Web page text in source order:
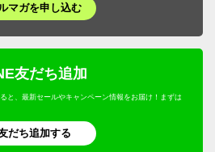
マガを申し込む
友だち追加
と、最新セールやキャンペーン情報をお届け！まずは
だち追加する